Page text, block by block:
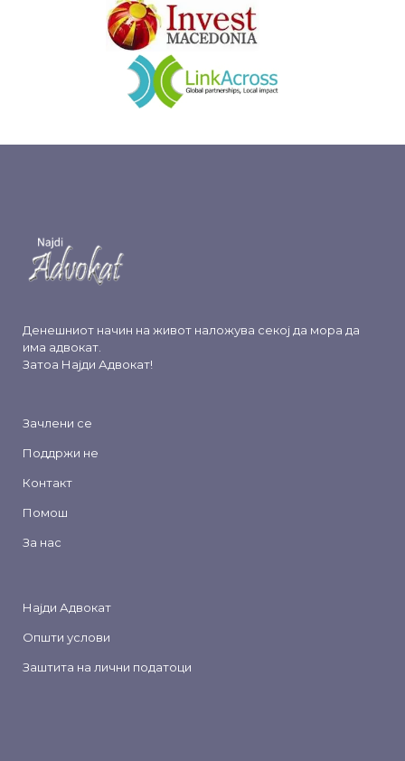
Денешниот начин на живот наложува секој да мора да
има адвокат.
Затоа Најди Адвокат!
Зачлени се
Поддржи не
Контакт
Помош
За нас
Најди Адвокат
Општи услови
Заштита на лични податоци